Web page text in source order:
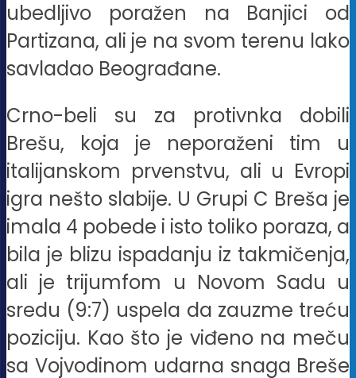
ubedljivo poražen na Banjici od
Partizana, ali je na svom terenu lako
savladao Beograđane.
Crno-beli su za protivnka dobili
Brešu, koja je neporaženi tim u
italijanskom prvenstvu, ali u Evropi
igra nešto slabije. U Grupi C Breša je
imala 4 pobede i isto toliko poraza, a
bila je blizu ispadanju iz takmičenja,
ali je trijumfom u Novom Sadu u
sredu (9:7) uspela da zauzme treću
poziciju. Kao što je viđeno na meču
sa Vojvodinom udarna snaga Breše